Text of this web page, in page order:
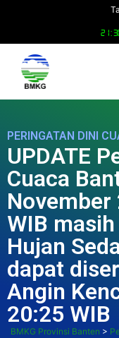
PERINGATAN DINI
UPDATE
Cuaca
WIB
Hujan
dapat
Angin
20:25 WIB
BMKG Provinsi Banten >